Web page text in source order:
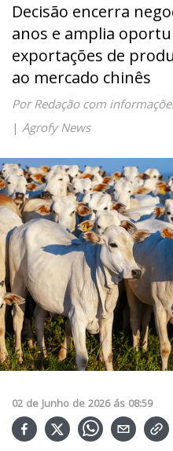
Decisão encerra
anos e amplia
exportações de
ao mercado chinês
Por Redação com
| Agrofy News
02 de Junho de 2026 ás 08:59